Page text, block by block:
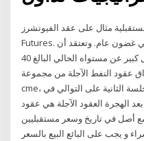
مثال على عقد الفيوتشرز
Futures. لنفترض أنك تود شراء النفط الخام في غضون عام. وتعتقد أن
السعر من المرجح أن يرتفع بشكل كبير عن مستواه الحالي البالغ 40
عقود النفط الآجلة من مجموعة
cme، ارتفعت عقود الفائدة المفتوحة للجلسة الثانية على التوالي في
نهاية الأسبوع الماضي، وهذه 6‏‏/6‏‏/1442 بعد الهجرة العقود الآجلة هي عقود
أصل في تاريخ وسعر مستقبليين
و يجب على البائع البيع بالسعر